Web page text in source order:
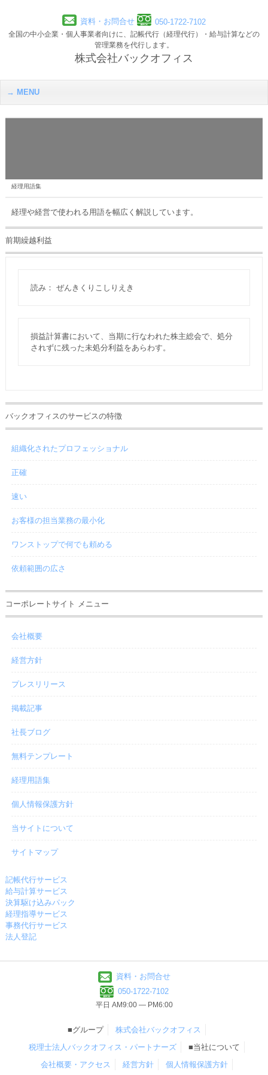
資料・お問合せ 050-1722-7102
全国の中小企業・個人事業者向けに、記帳代行（経理代行）・給与計算などの
管理業務を代行します。
株式会社バックオフィス
MENU
経理用語集
経理や経営で使われる用語を幅広く解説しています。
前期繰越利益
読み： ぜんきくりこしりえき
損益計算書において、当期に行なわれた株主総会で、処分
されずに残った未処分利益をあらわす。
バックオフィスのサービスの特徴
組織化されたプロフェッショナル
正確
速い
お客様の担当業務の最小化
ワンストップで何でも頼める
依頼範囲の広さ
コーポレートサイト メニュー
会社概要
経営方針
プレスリリース
掲載記事
社長ブログ
無料テンプレート
経理用語集
個人情報保護方針
当サイトについて
サイトマップ
記帳代行サービス
給与計算サービス
決算駆け込みパック
経理指導サービス
事務代行サービス
法人登記
資料・お問合せ
050-1722-7102
平日 AM9:00 ― PM6:00
■グループ
株式会社バックオフィス
税理士法人バックオフィス・パートナーズ
■当社について
会社概要・アクセス
経営方針 個人情報保護方針